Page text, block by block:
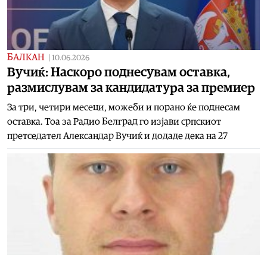
БАЛКАН 10.06.2026
Вучиќ: Наскоро поднесувам оставка,
размислувам за кандидатура за премиер
За три, четири месеци, можеби и порано ќе поднесам
оставка. Тоа за Радио Белград го изјави српскиот
претседател Александар Вучиќ и додаде дека на 27